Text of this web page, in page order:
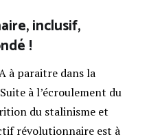
inclusif,
!
à paraitre dans la
à l’écroulement du
du stalinisme et
révolutionnaire est à